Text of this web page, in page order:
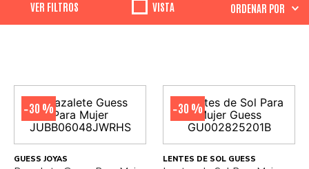
-30 %
GUESS JOYAS
-30 %
LENTES DE SOL GUESS